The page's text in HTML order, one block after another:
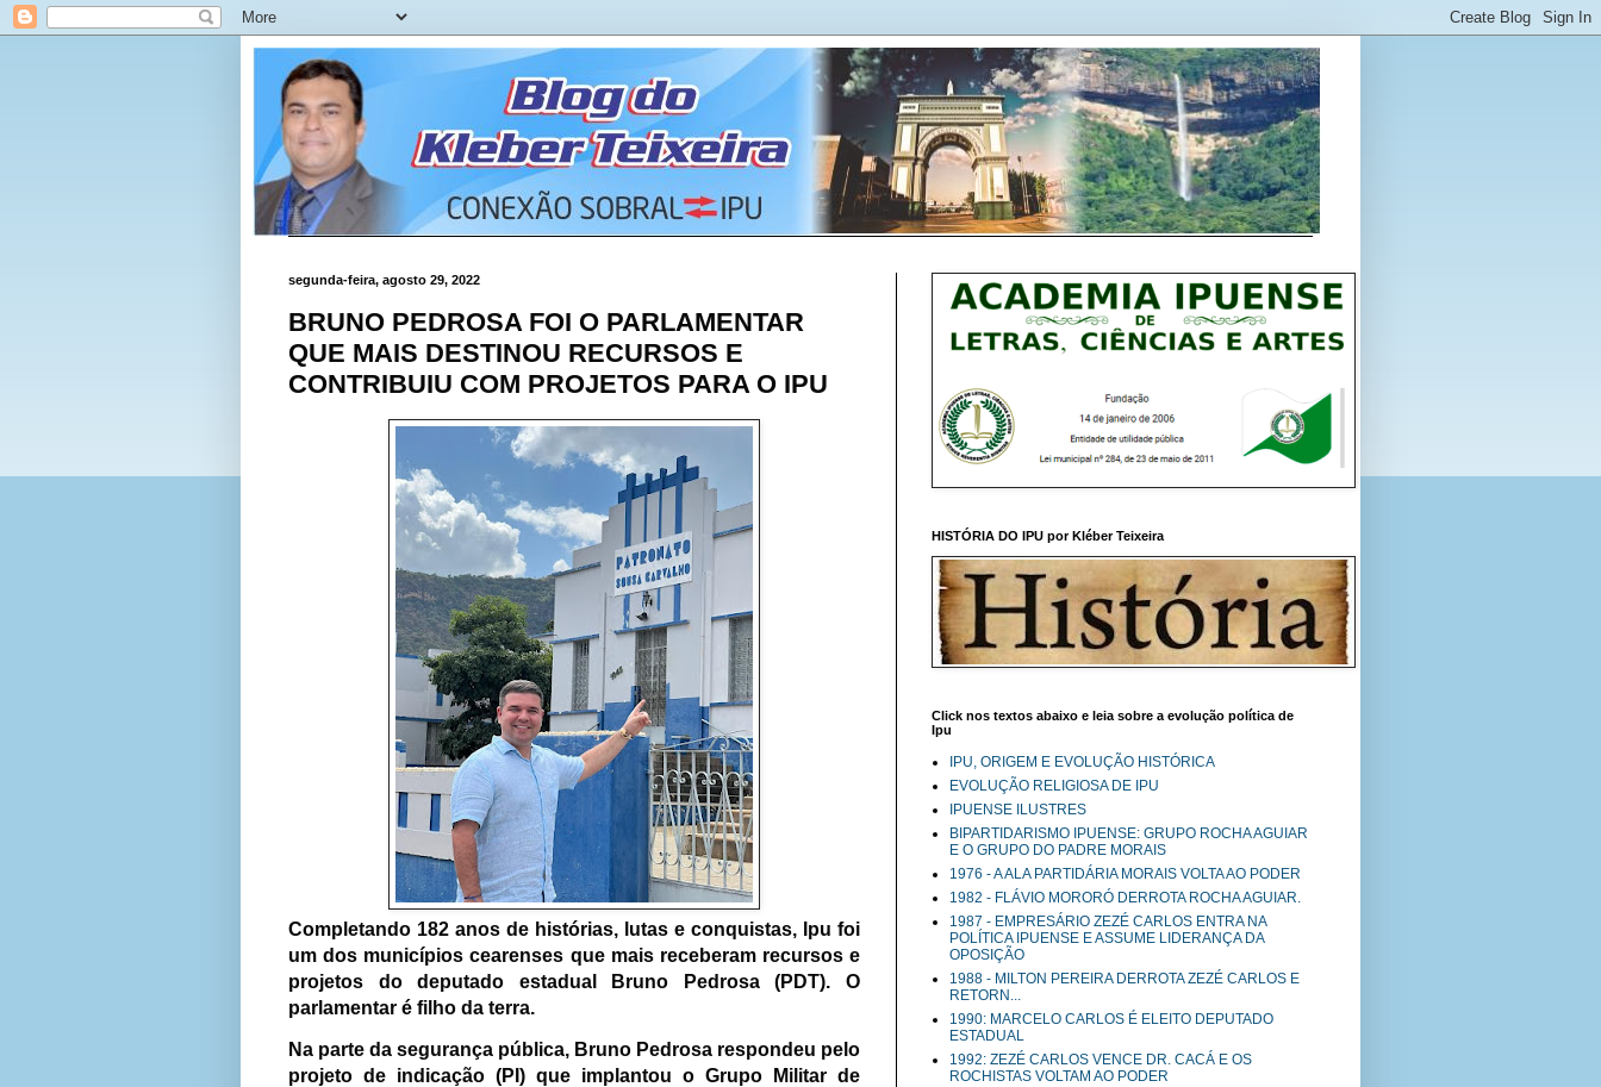
segunda-feira, agosto 29, 2022
BRUNO PEDROSA FOI O PARLAMENTAR
QUE MAIS DESTINOU RECURSOS E
CONTRIBUIU COM PROJETOS PARA O IPU
Completando 182 anos de histórias, lutas e conquistas, Ipu foi
um dos municípios cearenses que mais receberam recursos e
projetos do deputado estadual Bruno Pedrosa (PDT). O
parlamentar é filho da terra.
Na parte da segurança pública, Bruno Pedrosa respondeu pelo
projeto de indicação (PI) que implantou o Grupo Militar de
HISTÓRIA DO IPU por Kléber Teixeira
Click nos textos abaixo e leia sobre a evolução política de
Ipu
IPU, ORIGEM E EVOLUÇÃO HISTÓRICA
EVOLUÇÃO RELIGIOSA DE IPU
IPUENSE ILUSTRES
BIPARTIDARISMO IPUENSE: GRUPO ROCHA AGUIAR
E O GRUPO DO PADRE MORAIS
1976 - A ALA PARTIDÁRIA MORAIS VOLTA AO PODER
1982 - FLÁVIO MORORÓ DERROTA ROCHA AGUIAR.
1987 - EMPRESÁRIO ZEZÉ CARLOS ENTRA NA
POLÍTICA IPUENSE E ASSUME LIDERANÇA DA
OPOSIÇÃO
1988 - MILTON PEREIRA DERROTA ZEZÉ CARLOS E
RETORN...
1990: MARCELO CARLOS É ELEITO DEPUTADO
ESTADUAL
1992: ZEZÉ CARLOS VENCE DR. CACÁ E OS
ROCHISTAS VOLTAM AO PODER